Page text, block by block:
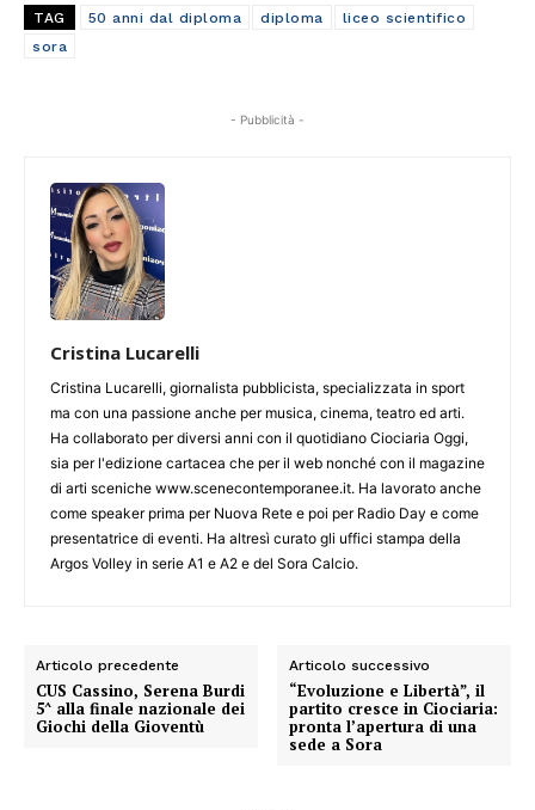
TAG 50 anni dal diploma diploma
liceo scientifico
sora
- Pubblicità -
Cristina Lucarelli
Cristina Lucarelli, giornalista pubblicista, specializzata in sport
ma con una passione anche per musica, cinema, teatro ed arti.
Ha collaborato per diversi anni con il quotidiano Ciociaria Oggi,
sia per l'edizione cartacea che per il web nonché con il magazine
di arti sceniche www.scenecontemporanee.it. Ha lavorato anche
come speaker prima per Nuova Rete e poi per Radio Day e come
presentatrice di eventi. Ha altresì curato gli uffici stampa della
Argos Volley in serie A1 e A2 e del Sora Calcio.
Articolo precedente
CUS Cassino, Serena Burdi
5^ alla finale nazionale dei
Giochi della Gioventù
Articolo successivo
“Evoluzione e Libertà”, il
partito cresce in Ciociaria:
pronta l’apertura di una
sede a Sora